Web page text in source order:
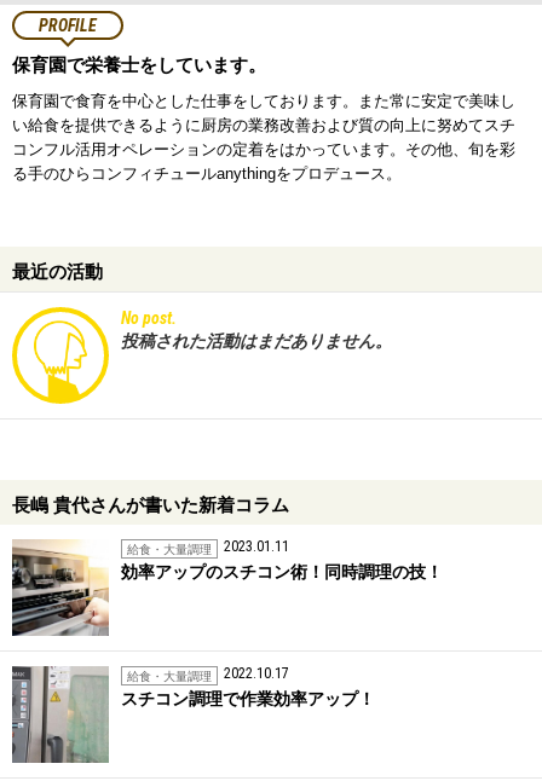
PROFILE
保育園で栄養士をしています。
保育園で食育を中心とした仕事をしております。また常に安定で美味し
い給食を提供できるように厨房の業務改善および質の向上に努めてスチ
コンフル活用オペレーションの定着をはかっています。その他、旬を彩
る手のひらコンフィチュールanythingをプロデュース。
最近の活動
No post.
投稿された活動はまだありません。
長嶋 貴代さんが書いた新着コラム
給食・大量調理 2023.01.11
効率アップのスチコン術！同時調理の技！
給食・大量調理 2022.10.17
スチコン調理で作業効率アップ！